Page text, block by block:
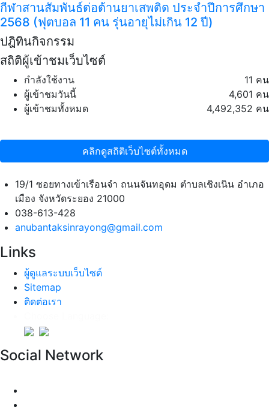
กีฬาสานสัมพันธ์ต่อต้านยาเสพติด ประจำปีการศึกษา
2568 (ฟุตบอล 11 คน รุ่นอายุไม่เกิน 12 ปี)
ปฎิทินกิจกรรม
สถิติผู้เข้าชมเว็บไซต์
กำลังใช้งาน
11 คน
ผู้เข้าชมวันนี้
4,601 คน
ผู้เข้าชมทั้งหมด
4,492,352 คน
คลิกดูสถิติเว็บไซต์ทั้งหมด
19/1 ซอยทางเข้าเรือนจำ ถนนจันทอุดม ตำบลเชิงเนิน อำเภอ
เมือง จังหวัดระยอง 21000
038-613-428
anubantaksinrayong@gmail.com
Links
ผู้ดูแลระบบเว็บไซต์
Sitemap
ติดต่อเรา
Social Network